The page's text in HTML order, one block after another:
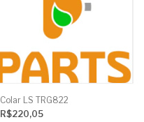
Colar LS TRG822
R$220,05